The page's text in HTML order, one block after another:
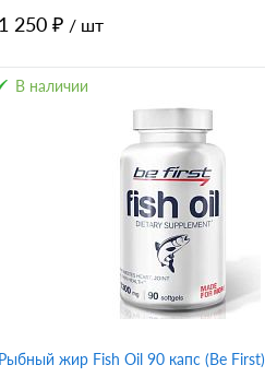
1 250 ₽ / шт
В корзину
Купить в 1 клик
Рыбный жир Fish Oil 90 капс (Be First)
В наличии